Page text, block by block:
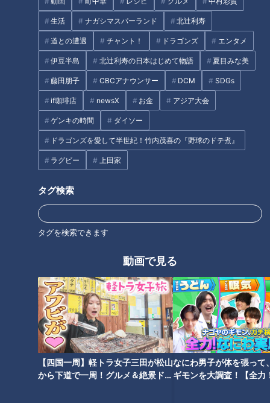
生活 ナガシマスパーランド 北辻利寿
道との遭遇 チャント！ ドラゴンズ エンタメ
伊豆半島 北辻利寿の日本はじめて物語 夏目みな美
藤田朋子 CBCアナウンサー DCM SDGs
if珈琲店 newsX お金 アジア大会
ゲンキの時間 ダイソー
ドラゴンズを愛して半世紀！竹内茂喜の『野球のドテ煮』
ラグビー 上田家
タグ検索
タグを検索できます
動画で見る
【四国一周】軽トラ女子三田が松山
から下道で一周！グルメ＆絶景ドラ
なにわ男子が体を張って
ギモンを大調査！【全力
験もある森繁和氏に尋ねてみた。
森氏「そりゃもう、個人個人の技術を上げることが一番です
し、それが一つの束になって、ゲームを作って、勝ち負けを争
う訳ですから、やはり技術が必要ですね」
現在のドラゴンズでは細川成也選手、岡林勇希選手、松山晋也
投手、大野雄大投手など、個々人でも結果を出している選手が
いる。そんな中で、現在のドラゴンズについて森氏に尋ねてみ
森氏「そうですね、一人一人みたら個の力は他のチームより上
回っていると思いますね」
―今のドラゴンズで一番個の力を感じられる選手は？
森氏「細川選手かな。長打力もあるし、やはり四番というフォ
アボールをあれだけ選べる、相手ピッチャーに威圧感を与える
っていう中で一番感じますかね」
―黄金期では、川上憲伸氏、福留孝介氏、タイロン・ウッズ
氏、吉見一起氏、荒木雅博氏、井端弘和氏など数多くの個の力
を持つ選手たちがいた、当時はどのように見ていたのか？